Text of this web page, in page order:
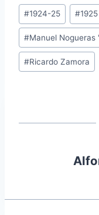
Etiquetas
de
la
entrada:
#1924-25 #1925
#Manuel Nogueras
#Ricardo Zamora